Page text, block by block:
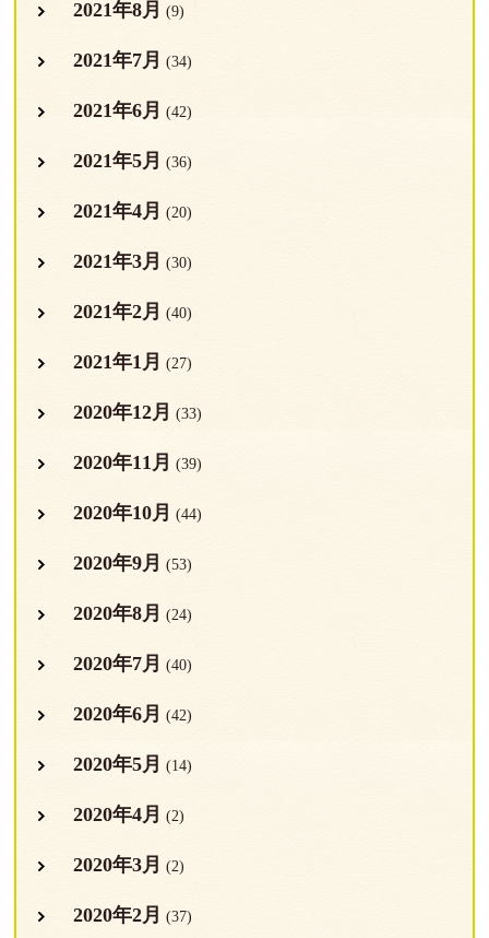
2021年8月 (9)
2021年7月 (34)
2021年6月 (42)
2021年5月 (36)
2021年4月 (20)
2021年3月 (30)
2021年2月 (40)
2021年1月 (27)
2020年12月 (33)
2020年11月 (39)
2020年10月 (44)
2020年9月 (53)
2020年8月 (24)
2020年7月 (40)
2020年6月 (42)
2020年5月 (14)
2020年4月 (2)
2020年3月 (2)
2020年2月 (37)